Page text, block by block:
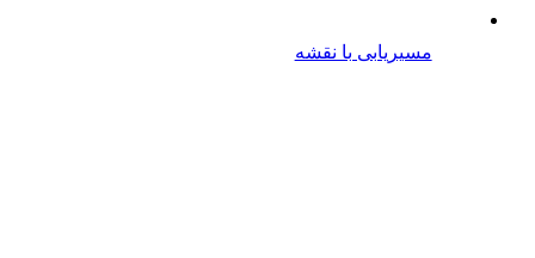
مسیریابی با نقشه